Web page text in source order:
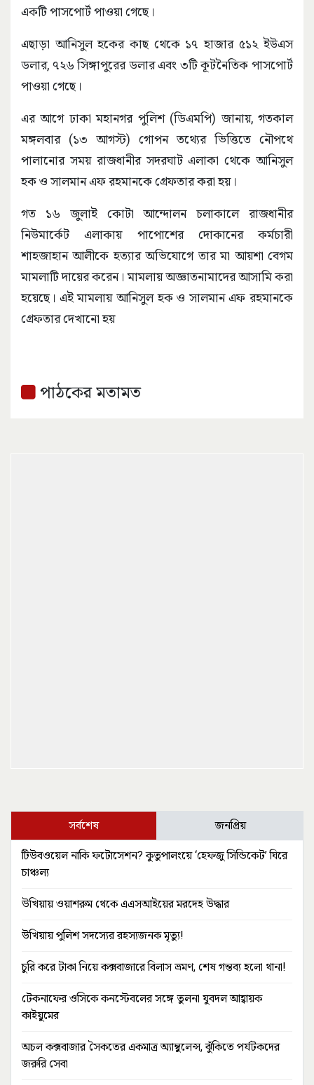
একটি পাসপোর্ট পাওয়া গেছে।
এছাড়া আনিসুল হকের কাছ থেকে ১৭ হাজার ৫১২ ইউএস
ডলার, ৭২৬ সিঙ্গাপুরের ডলার এবং ৩টি কূটনৈতিক পাসপোর্ট
পাওয়া গেছে।
এর আগে ঢাকা মহানগর পুলিশ (ডিএমপি) জানায়, গতকাল
মঙ্গলবার (১৩ আগস্ট) গোপন তথ্যের ভিত্তিতে নৌপথে
পালানোর সময় রাজধানীর সদরঘাট এলাকা থেকে আনিসুল
হক ও সালমান এফ রহমানকে গ্রেফতার করা হয়।
গত ১৬ জুলাই কোটা আন্দোলন চলাকালে রাজধানীর
নিউমার্কেট এলাকায় পাপোশের দোকানের কর্মচারী
শাহজাহান আলীকে হত্যার অভিযোগে তার মা আয়শা বেগম
মামলাটি দায়ের করেন। মামলায় অজ্ঞাতনামাদের আসামি করা
হয়েছে। এই মামলায় আনিসুল হক ও সালমান এফ রহমানকে
গ্রেফতার দেখানো হয়
পাঠকের মতামত
সর্বশেষ জনপ্রিয়
টিউবওয়েল নাকি ফটোসেশন? কুতুপালংয়ে ‘হেফজু সিন্ডিকেট’ ঘিরে
চাঞ্চল্য
উখিয়ায় ওয়াশরুম থেকে এএসআইয়ের মরদেহ উদ্ধার
উখিয়ায় পুলিশ সদস্যের রহস্যজনক মৃত্যু!
চুরি করে টাকা নিয়ে কক্সবাজারে বিলাস ভ্রমণ, শেষ গন্তব্য হলো থানা!
টেকনাফের ওসিকে কনস্টেবলের সঙ্গে তুলনা যুবদল আহ্বায়ক
কাইয়ুমের
অচল কক্সবাজার সৈকতের একমাত্র অ্যাম্বুলেন্স, ঝুঁকিতে পর্যটকদের
জরুরি সেবা